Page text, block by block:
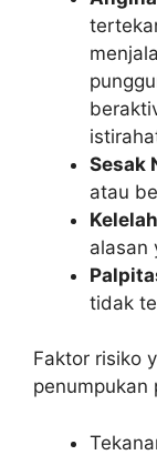
Sesak
atau
alasan
tidak
Faktor risiko
penumpukan